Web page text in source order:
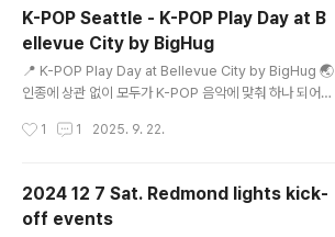
K-POP Seattle - K-POP Play Day at B
ellevue City by BigHug
📍 K-POP Play Day at Bellevue City by BigHug 🌏
인종에 상관 없이 모두가 K-POP 음악에 맞춰 하나 되어
장감 가득한 영상을 공유합니다. 🗓 지난주 토요일 (9/27)
하는 K-POP Play Day가 열렸습니다. 🎉 💃 행사 하이라
이트 🔥 K-POP Random Play Dance 🎲 오징어 게임
1 1 2025. 9. 22.
2024 12 7 Sat. Redmond lights kick-
off events